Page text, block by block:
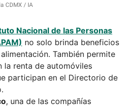
CDMX IA
Nacional de las Personas
no solo brinda beneficios
También permite
la renta de automóviles
participan en el Directorio de
, una de las compañías